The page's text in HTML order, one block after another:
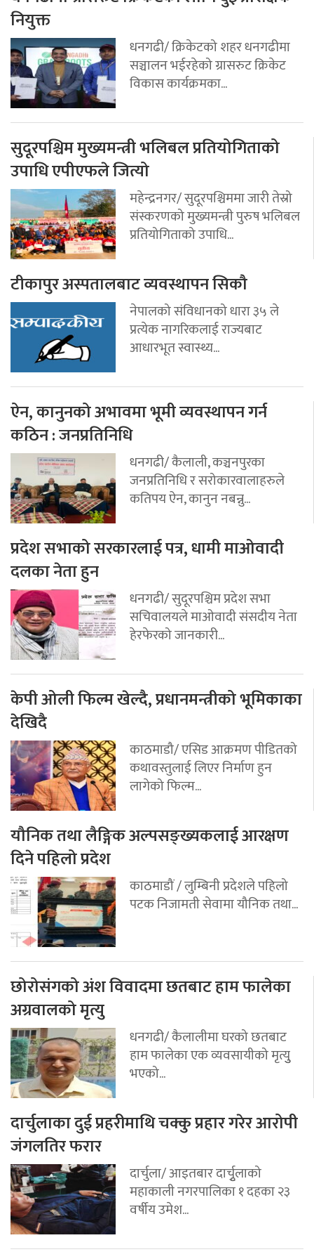
नियुक्त
धनगढी/ क्रिकेटको शहर धनगढीमा
सञ्चालन भईरहेको ग्रासरुट क्रिकेट
विकास कार्यक्रमका...
सुदूरपश्चिम मुख्यमन्त्री भलिबल प्रतियोगिताको
उपाधि एपीएफले जित्यो
महेन्द्रनगर/ सुदूरपश्चिममा जारी तेस्रो
संस्करणको मुख्यमन्त्री पुरुष भलिबल
प्रतियोगिताको उपाधि...
टीकापुर अस्पतालबाट व्यवस्थापन सिकौ
नेपालको संविधानको धारा ३५ ले
प्रत्येक नागरिकलाई राज्यबाट
आधारभूत स्वास्थ्य...
ऐन, कानुनको अभावमा भूमी व्यवस्थापन गर्न
कठिन : जनप्रतिनिधि
धनगढी/ कैलाली, कञ्चनपुरका
जनप्रतिनिधि र सरोकारवालाहरुले
कतिपय ऐन, कानुन नबन्नु...
प्रदेश सभाको सरकारलाई पत्र, धामी माओवादी
दलका नेता हुन
धनगढी/ सुदूरपश्चिम प्रदेश सभा
सचिवालयले माओवादी संसदीय नेता
हेरफेरको जानकारी...
केपी ओली फिल्म खेल्दै, प्रधानमन्त्रीको भूमिकाका
देखिदै
काठमाडौ/ एसिड आक्रमण पीडितको
कथावस्तुलाई लिएर निर्माण हुन
लागेको फिल्म...
यौनिक तथा लैङ्गिक अल्पसङ्ख्यकलाई आरक्षण
दिने पहिलो प्रदेश
काठमाडौं / लुम्बिनी प्रदेशले पहिलो
पटक निजामती सेवामा यौनिक तथा...
छोरोसंगको अंश विवादमा छतबाट हाम फालेका
अग्रवालको मृत्यु
धनगढी/ कैलालीमा घरको छतबाट
हाम फालेका एक व्यवसायीको मृत्युु
भएको...
दार्चुलाका दुई प्रहरीमाथि चक्कु प्रहार गरेर आरोपी
जंगलतिर फरार
दार्चुला/ आइतबार दार्चुृलाको
महाकाली नगरपालिका १ दहका २३
वर्षीय उमेश...